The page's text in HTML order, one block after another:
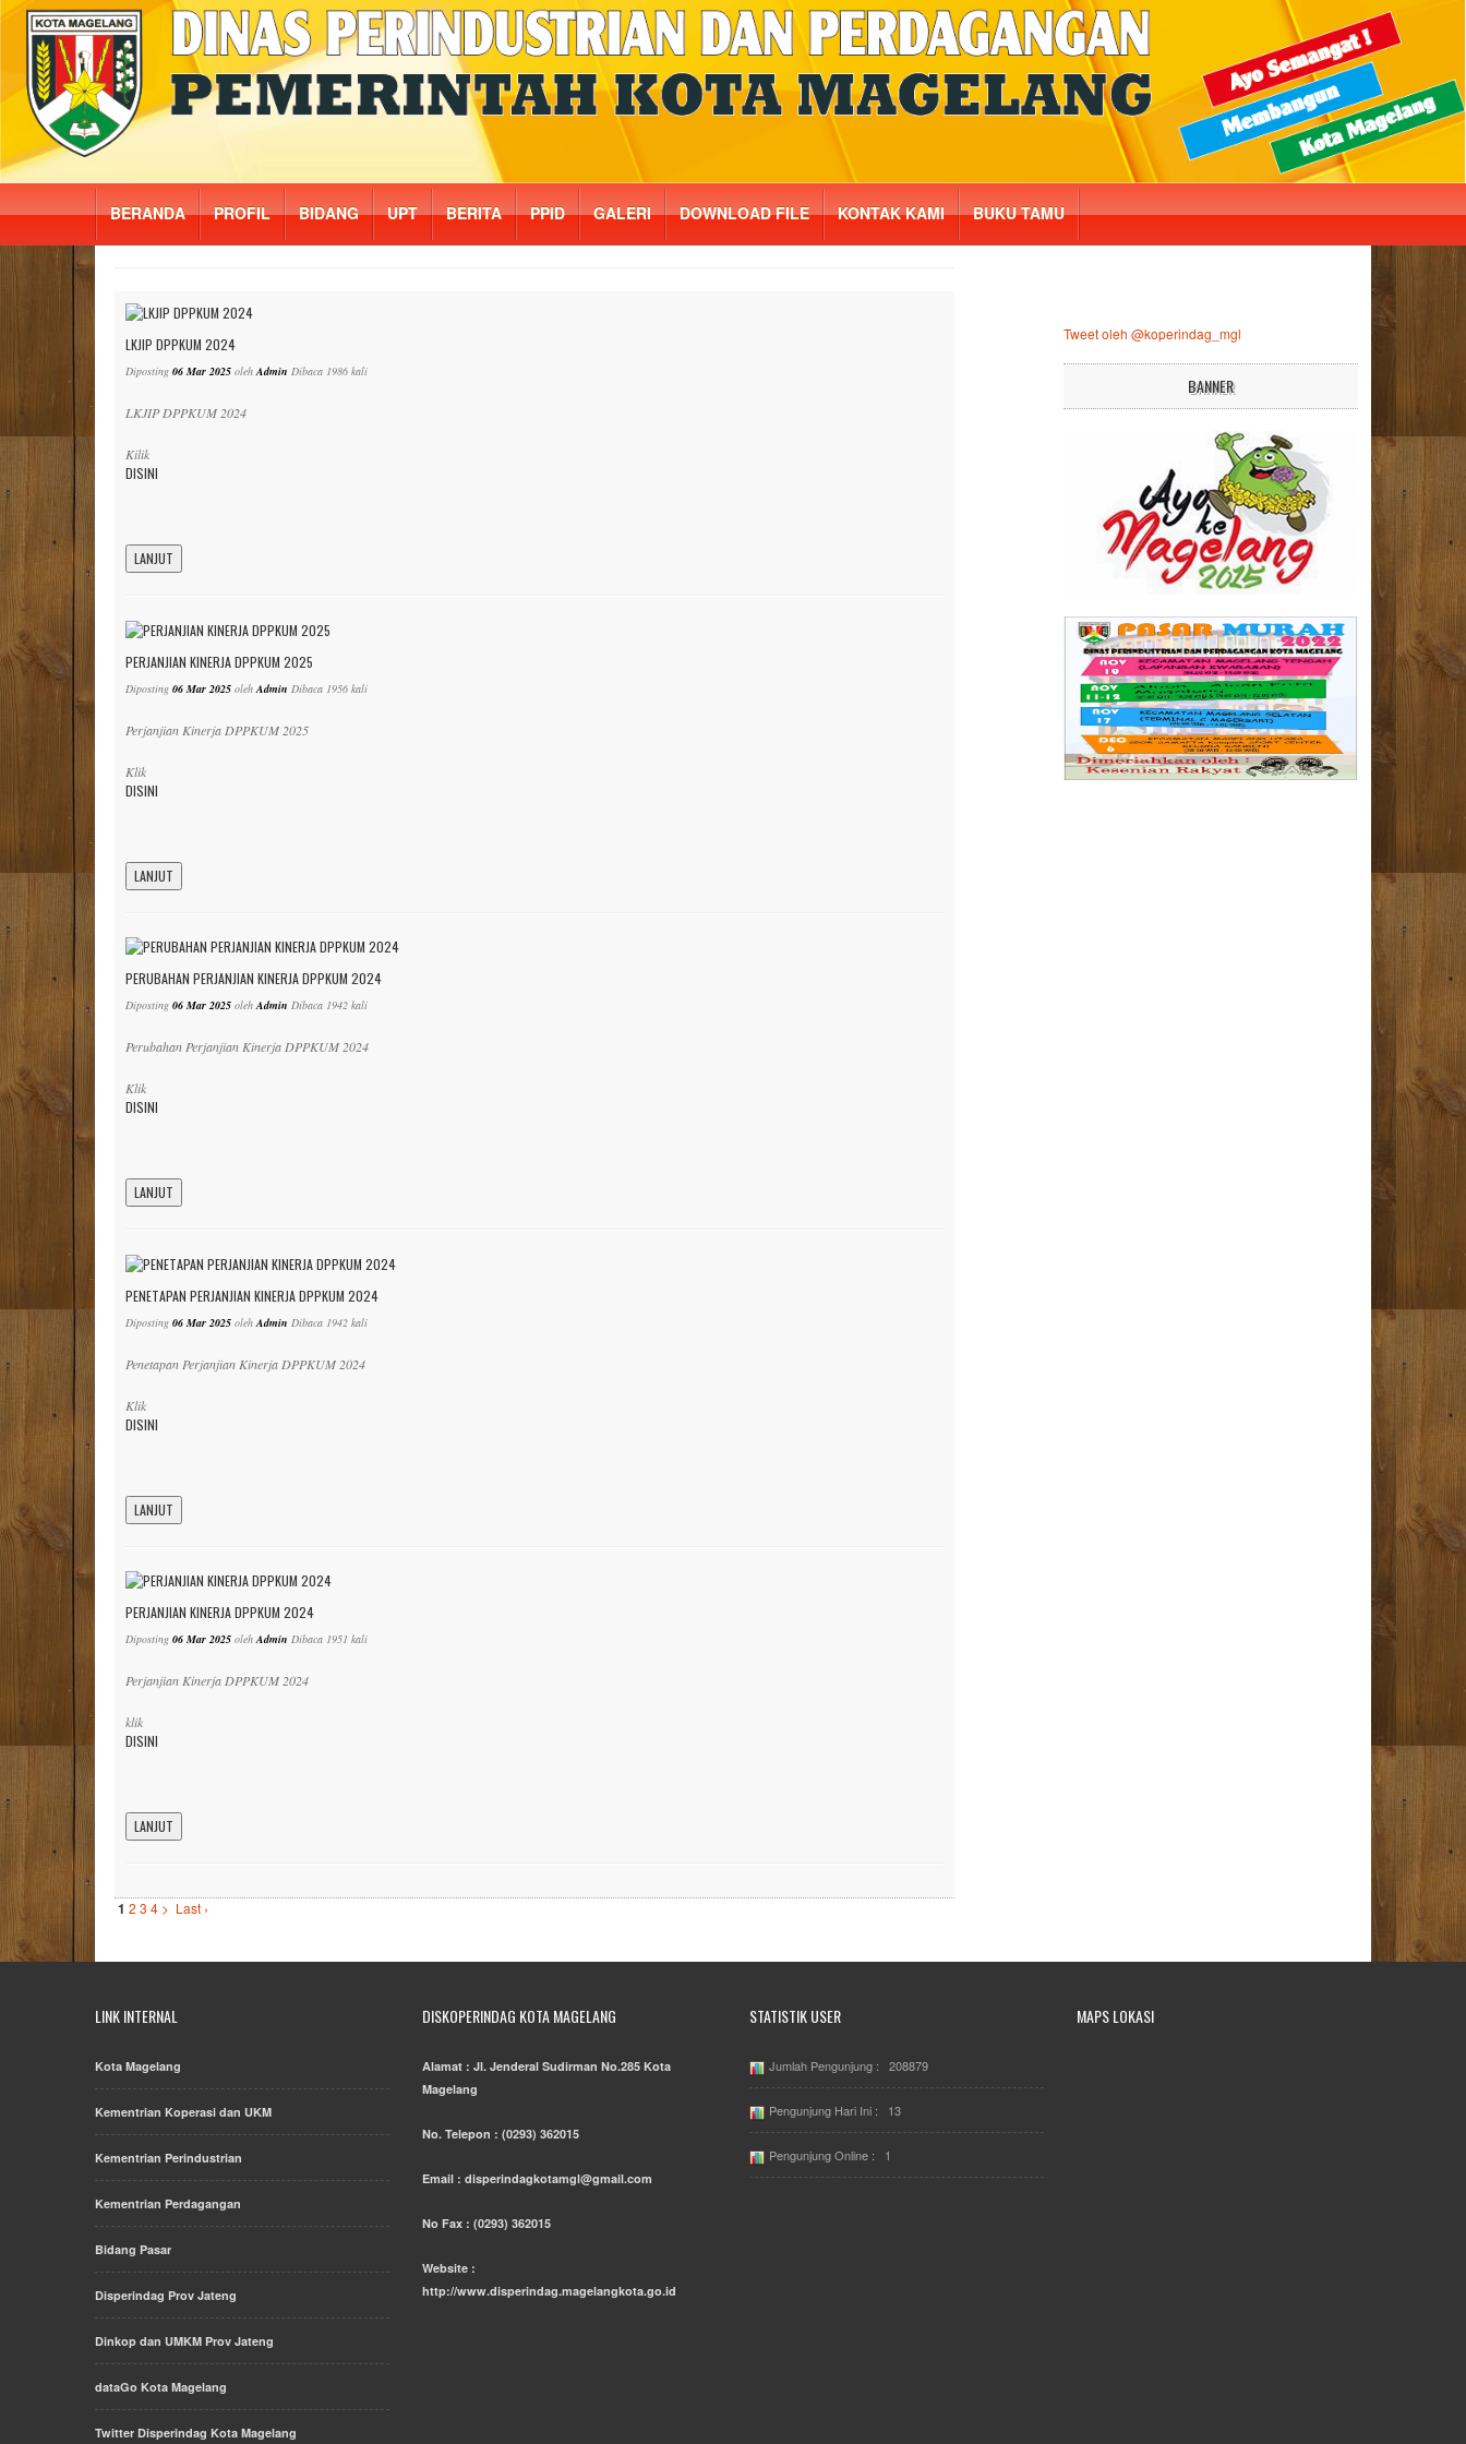
BERANDA PROFIL BIDANG UPT BERITA PPID GALERI DOWNLOAD FILE KONTAK KAMI BUKU TAMU
LKJIP DPPKUM 2024
Diposting 06 Mar 2025 olehAdmin Dibaca 1986 kali
LKJIP DPPKUM 2024
Kilik
DISINI
LANJUT
PERJANJIAN KINERJA DPPKUM 2025
Diposting 06 Mar 2025 olehAdmin Dibaca 1956 kali
Perjanjian Kinerja DPPKUM 2025
Klik
DISINI
LANJUT
PERUBAHAN PERJANJIAN KINERJA DPPKUM 2024
Diposting 06 Mar 2025 olehAdmin Dibaca 1942 kali
Perubahan Perjanjian Kinerja DPPKUM 2024
Klik
DISINI
LANJUT
PENETAPAN PERJANJIAN KINERJA DPPKUM 2024
Diposting 06 Mar 2025 olehAdmin Dibaca 1942 kali
Penetapan Perjanjian Kinerja DPPKUM 2024
Klik
DISINI
LANJUT
PERJANJIAN KINERJA DPPKUM 2024
Diposting 06 Mar 2025 olehAdmin Dibaca 1951 kali
Perjanjian Kinerja DPPKUM 2024
klik
DISINI
LANJUT
1 2 3 4 > Last ›
Tweet oleh @koperindag_mgl
BANNER
LINK INTERNAL
Kota Magelang
Kementrian Koperasi dan UKM
Kementrian Perindustrian
Kementrian Perdagangan
Bidang Pasar
Disperindag Prov Jateng
Dinkop dan UMKM Prov Jateng
dataGo Kota Magelang
Twitter Disperindag Kota Magelang
DISKOPERINDAG KOTA MAGELANG
Alamat : Jl. Jenderal Sudirman No.285 Kota
Magelang
No. Telepon : (0293) 362015
Email : disperindagkotamgl@gmail.com
No Fax : (0293) 362015
Website :
http://www.disperindag.magelangkota.go.id
STATISTIK USER
Jumlah Pengunjung : 208879
Pengunjung Hari Ini : 13
Pengunjung Online : 1
MAPS LOKASI